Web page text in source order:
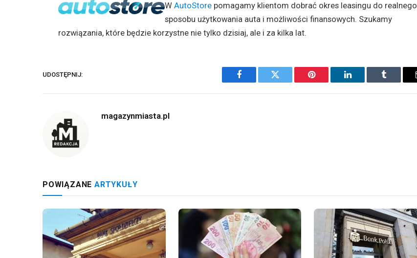
W AutoStorepomagamy klientom dobrać okres leasingu do realnego
sposobu użytkowania auta i możliwości finansowych. Szukamy
rozwiązania, które będzie korzystne nie tylko dzisiaj, ale i za kilka lat.
UDOSTĘPNIJ:
Facebook Twitter Pinterest LinkedIn Tumblr
magazynmiasta.pl
POWIĄZANE ARTYKUŁY